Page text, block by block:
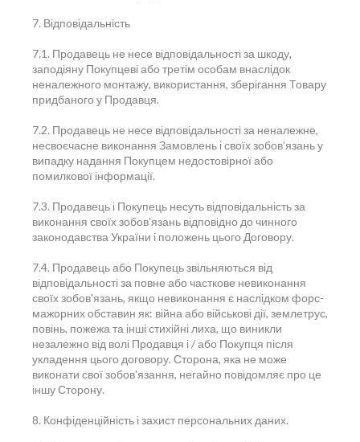
7. Відповідальність
7.1. Продавець не несе відповідальності за шкоду,
заподіяну Покупцеві або третім особам внаслідок
неналежного монтажу, використання, зберігання Товару
придбаного у Продавця.
7.2. Продавець не несе відповідальності за неналежне,
несвоєчасне виконання Замовлень і своїх зобов’язань у
випадку надання Покупцем недостовірної або
помилкової інформації.
7.3. Продавець і Покупець несуть відповідальність за
виконання своїх зобов'язань відповідно до чинного
законодавства України і положень цього Договору.
7.4. Продавець або Покупець звільняються від
відповідальності за повне або часткове невиконання
своїх зобов'язань, якщо невиконання є наслідком форс-
мажорних обставин як: війна або військові дії, землетрус,
повінь, пожежа та інші стихійні лиха, що виникли
незалежно від волі Продавця і / або Покупця після
укладення цього договору. Сторона, яка не може
виконати свої зобов'язання, негайно повідомляє про це
іншу Сторону.
8. Конфіденційність і захист персональних даних.